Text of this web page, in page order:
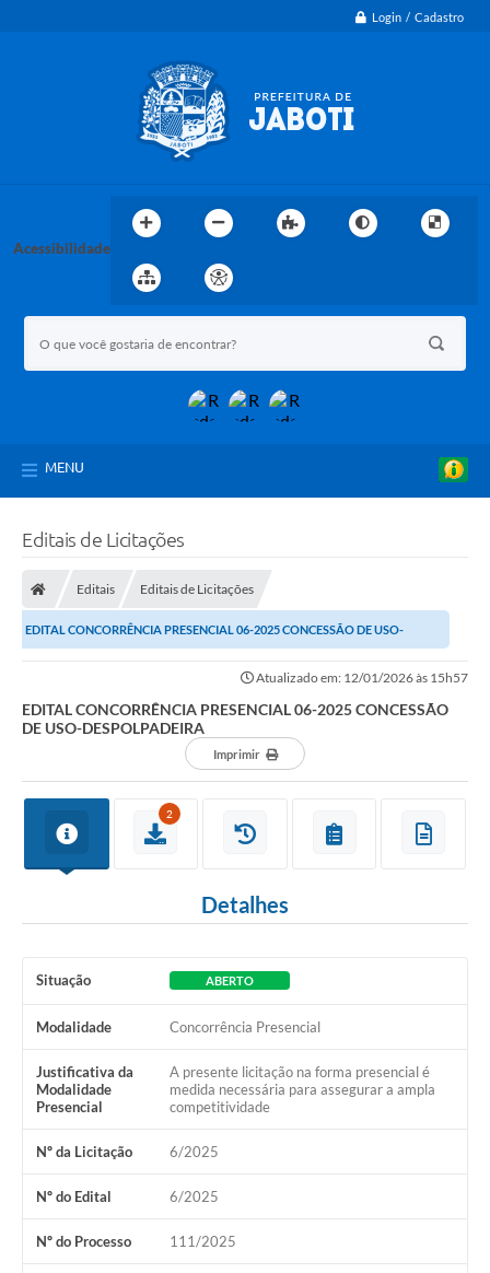
Login / Cadastro
Acessibilidade
MENU
Editais de Licitações
Editais Editais de Licitações
EDITAL CONCORRÊNCIA PRESENCIAL 06-2025 CONCESSÃO DE USO-
Atualizado em: 12/01/2026 às 15h57
EDITAL CONCORRÊNCIA PRESENCIAL 06-2025 CONCESSÃO
DE USO-DESPOLPADEIRA
Imprimir
2
Detalhes
Situação ABERTO
Modalidade Concorrência Presencial
Justificativa da
Modalidade
Presencial
A presente licitação na forma presencial é
medida necessária para assegurar a ampla
competitividade
Nº da Licitação 6/2025
Nº do Edital 6/2025
Nº do Processo 111/2025